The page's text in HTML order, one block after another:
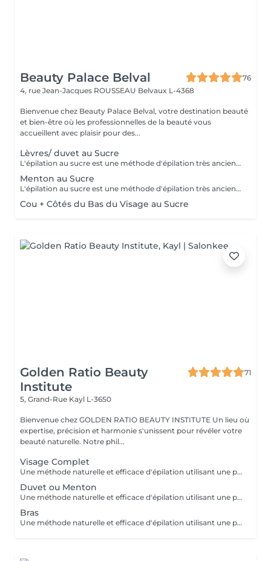
Beauty Palace Belval
76
4, rue Jean-Jacques ROUSSEAU Belvaux L-4368
Bienvenue chez Beauty Palace Belval, votre destination beauté
et bien-être où les professionnelles de la beauté vous
accueillent avec plaisir pour des...
Lèvres/ duvet au Sucre
L'épilation au sucre est une méthode d'épilation très ancienne utilisée depuis 1900 av. JC. Composée d'eau, de jus de citron, de miel et de sucre. 100% naturelle elle à des propriétés exfoliantes. Idéale pour les poils courts, durs ou incarnés. La peau est plus douce et soyeuse.
Menton au Sucre
L'épilation au sucre est une méthode d'épilation très ancienne utilisée depuis 1900 av. JC. Composée d'eau, de jus de citron, de miel et de sucre. 100% naturelle elle à des propriétés exfoliantes. Idéale pour les poils courts, durs ou incarnés. La peau est plus douce et soyeuse.
Cou + Côtés du Bas du Visage au Sucre
Golden Ratio Beauty
Institute
71
5, Grand-Rue Kayl L-3650
Bienvenue chez GOLDEN RATIO BEAUTY INSTITUTE Un lieu où
expertise, précision et harmonie s'unissent pour révéler votre
beauté naturelle. Notre phil...
Visage Complet
Une méthode naturelle et efficace d'épilation utilisant une pâte à base de sucre, eau et citron, idéale pour tous types de peaux, même sensibles. Bénéfices : moins douloureuse, réduit les risques d'irritation et respecte la peau. Résultat : une peau douce et nette, avec une repousse plus lente. Une épilation douce, écologique et respectueuse de votre peau.
Duvet ou Menton
Une méthode naturelle et efficace d'épilation utilisant une pâte à base de sucre, eau et citron, idéale pour tous types de peaux, même sensibles. Bénéfices : moins douloureuse, réduit les risques d'irritation et respecte la peau. Résultat : une peau douce et nette, avec une repousse plus lente. Une épilation douce, écologique et respectueuse de votre peau.
Bras
Une méthode naturelle et efficace d'épilation utilisant une pâte à base de sucre, eau et citron, idéale pour tous types de peaux, même sensibles. Bénéfices : moins douloureuse, réduit les risques d'irritation et respecte la peau. Résultat : une peau douce et nette, avec une repousse plus lente. Une épilation douce, écologique et respectueuse de votre peau.